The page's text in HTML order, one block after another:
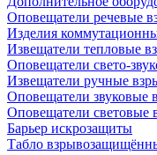
Оповещатели речевые
Изделия
Извещатели тепловые
Оповещатели свето-
Извещатели ручные
Оповещатели звуковые
Оповещатели световые
Барьер искрозащиты
Табло